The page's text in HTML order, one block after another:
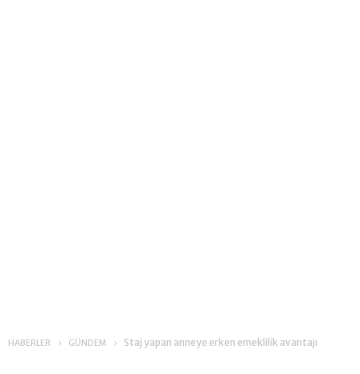
HABERLER GÜNDEM Staj yapan anneye erken emeklilik avantajı